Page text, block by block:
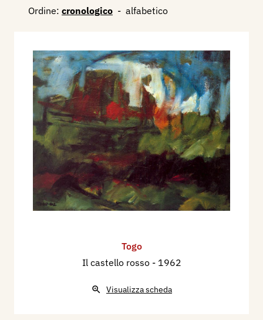
Ordine: cronologico - alfabetico
Togo
Il castello rosso - 1962
Visualizza scheda